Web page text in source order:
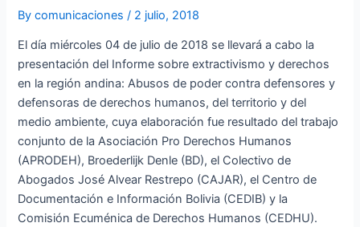
Bycomunicaciones/ 2 julio, 2018
El día miércoles 04 de julio de 2018 se llevará a cabo la
presentación del Informe sobre extractivismo y derechos
en la región andina: Abusos de poder contra defensores y
defensoras de derechos humanos, del territorio y del
medio ambiente, cuya elaboración fue resultado del trabajo
conjunto de la Asociación Pro Derechos Humanos
(APRODEH), Broederlijk Denle (BD), el Colectivo de
Abogados José Alvear Restrepo (CAJAR), el Centro de
Documentación e Información Bolivia (CEDIB) y la
Comisión Ecuménica de Derechos Humanos (CEDHU).